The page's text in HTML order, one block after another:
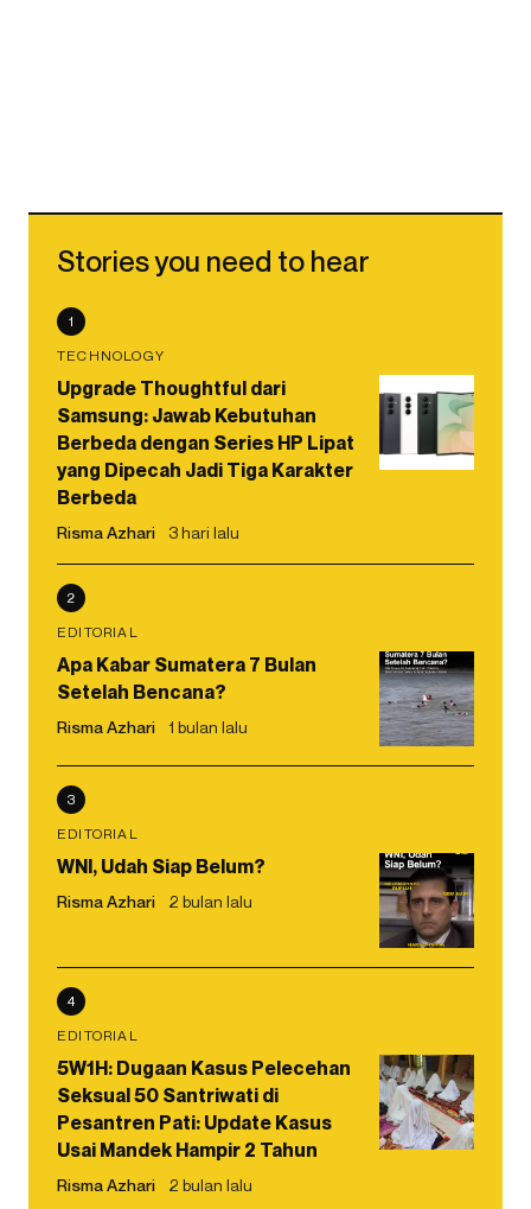
Stories you need to hear
1
TECHNOLOGY
Upgrade Thoughtful dari
Samsung: Jawab Kebutuhan
Berbeda dengan Series HP Lipat
yang Dipecah Jadi Tiga Karakter
Berbeda
Risma Azhari 3 hari lalu
2
EDITORIAL
Apa Kabar Sumatera 7 Bulan
Setelah Bencana?
Risma Azhari 1 bulan lalu
3
EDITORIAL
WNI, Udah Siap Belum?
Risma Azhari 2 bulan lalu
4
EDITORIAL
5W1H: Dugaan Kasus Pelecehan
Seksual 50 Santriwati di
Pesantren Pati: Update Kasus
Usai Mandek Hampir 2 Tahun
Risma Azhari 2 bulan lalu